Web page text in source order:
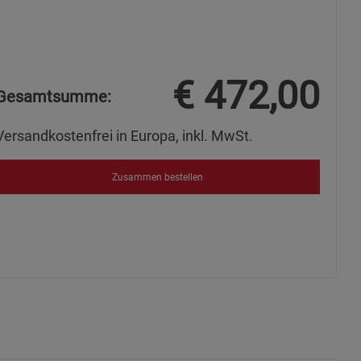
€ 472,00
in Europa, inkl. MwSt.
Zusammen bestellen